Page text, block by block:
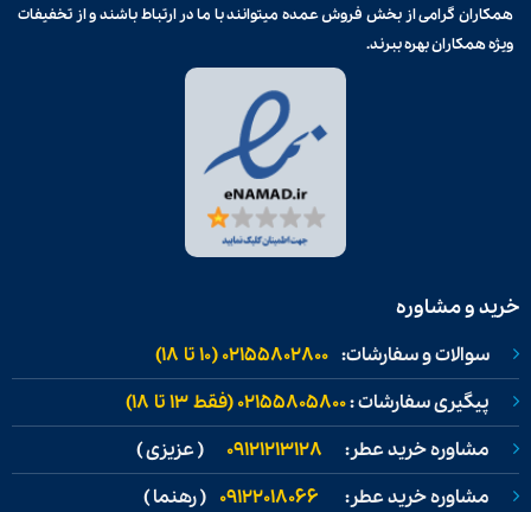
همکاران گرامی از بخش فروش عمده میتوانند با ما در ارتباط باشند و از تخفیفات
ویژه همکاران بهره ببرند.
خرید و مشاوره
سوالات و سفارشات: 02155802800 (۱۰ تا ۱۸)
پیگیری سفارشات :02155805800 (فقط ۱۳ تا ۱۸)
مشاوره خرید عطر: 09121213128 ( عزیزی )
مشاوره خرید عطر: 09122018066 ( رهنما )